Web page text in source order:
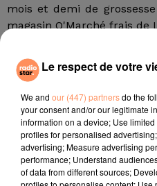
mois et demi de
magasin O'Marché frais de
convoquée quelques
travail après deux mois
licenciement, intervenu
couche pour fautes liées à
"On lui reprochait des
Maître Charni. Ayélé
de caisse, expliquant que
console centrale, des
qu'elle en ait
Le respect de votre
We and our (447) partnersdo the
your consent and/or our legitimate
information on a device; Use
profiles for personalised
advertising; Measure advertising
performance; Understand
of data from different sources;